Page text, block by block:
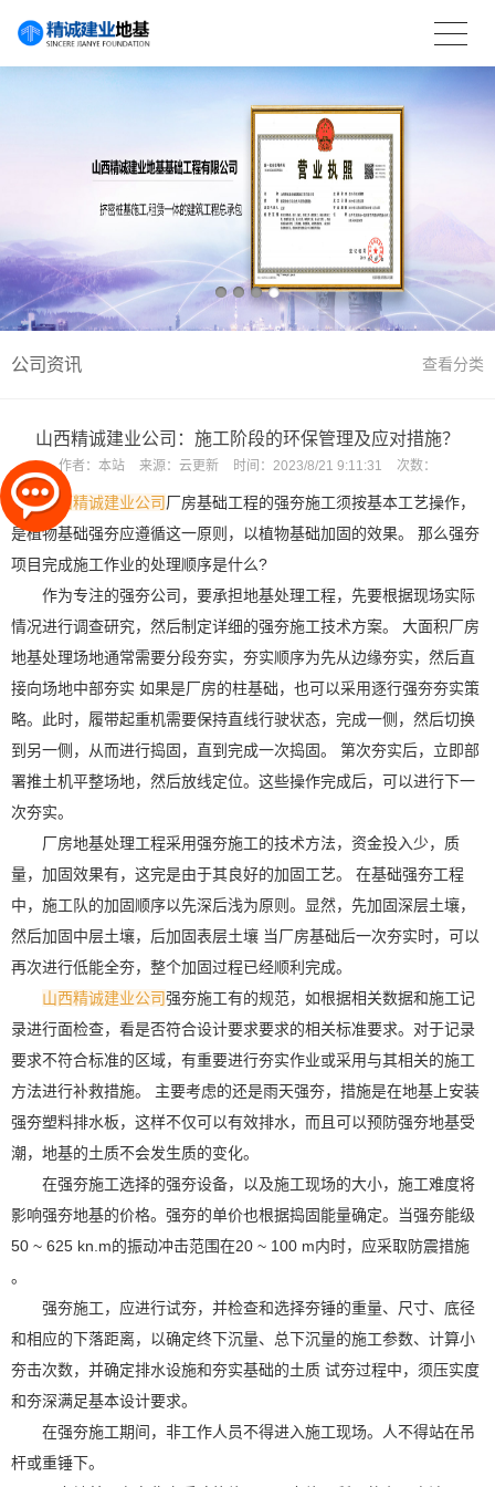
公司资讯 查看分类
山西精诚建业公司：施工阶段的环保管理及应对措施？
作者： 本站 来源： 云更新 时间： 2023/8/21 9:11:31 次数：
山西精诚建业公司厂房基础工程的强夯施工须按基本工艺操作，
是植物基础强夯应遵循这一原则，以植物基础加固的效果。 那么强夯
项目完成施工作业的处理顺序是什么?
作为专注的强夯公司，要承担地基处理工程，先要根据现场实际
情况进行调查研究，然后制定详细的强夯施工技术方案。 大面积厂房
地基处理场地通常需要分段夯实，夯实顺序为先从边缘夯实，然后直
接向场地中部夯实 如果是厂房的柱基础，也可以采用逐行强夯夯实策
略。此时，履带起重机需要保持直线行驶状态，完成一侧，然后切换
到另一侧，从而进行捣固，直到完成一次捣固。 第次夯实后，立即部
署推土机平整场地，然后放线定位。这些操作完成后，可以进行下一
次夯实。
厂房地基处理工程采用强夯施工的技术方法，资金投入少，质
量，加固效果有，这完是由于其良好的加固工艺。 在基础强夯工程
中，施工队的加固顺序以先深后浅为原则。显然，先加固深层土壤，
然后加固中层土壤，后加固表层土壤 当厂房基础后一次夯实时，可以
再次进行低能全夯，整个加固过程已经顺利完成。
山西精诚建业公司强夯施工有的规范，如根据相关数据和施工记
录进行面检查，看是否符合设计要求要求的相关标准要求。对于记录
要求不符合标准的区域，有重要进行夯实作业或采用与其相关的施工
方法进行补救措施。 主要考虑的还是雨天强夯，措施是在地基上安装
强夯塑料排水板，这样不仅可以有效排水，而且可以预防强夯地基受
潮，地基的土质不会发生质的变化。
在强夯施工选择的强夯设备，以及施工现场的大小，施工难度将
影响强夯地基的价格。强夯的单价也根据捣固能量确定。当强夯能级
50 ~ 625 kn.m的振动冲击范围在20 ~ 100 m内时，应采取防震措施
。
强夯施工，应进行试夯，并检查和选择夯锤的重量、尺寸、底径
和相应的下落距离，以确定终下沉量、总下沉量的施工参数、计算小
夯击次数，并确定排水设施和夯实基础的土质 试夯过程中，须压实度
和夯深满足基本设计要求。
在强夯施工期间，非工作人员不得进入施工现场。人不得站在吊
杆或重锤下。